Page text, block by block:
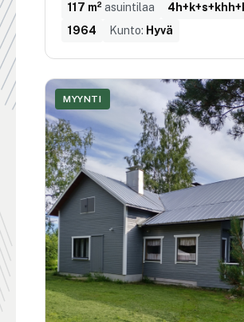
117 m² asuintilaa
1964
Kunto: Hyvä
MYYNTI